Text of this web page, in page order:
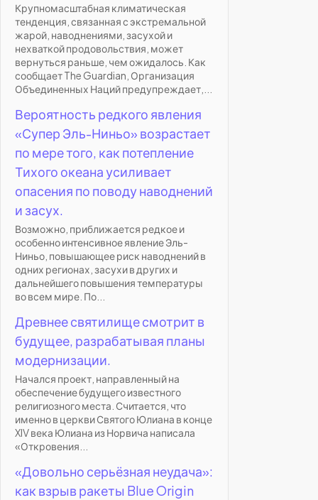
Крупномасштабная климатическая
тенденция, связанная с экстремальной
жарой, наводнениями, засухой и
нехваткой продовольствия, может
вернуться раньше, чем ожидалось. Как
сообщает The Guardian, Организация
Объединенных Наций предупреждает,...
Вероятность редкого явления
«Супер Эль-Ниньо» возрастает
по мере того, как потепление
Тихого океана усиливает
опасения по поводу наводнений
и засух.
Возможно, приближается редкое и
особенно интенсивное явление Эль-
Ниньо, повышающее риск наводнений в
одних регионах, засухи в других и
дальнейшего повышения температуры
во всем мире. По...
Древнее святилище смотрит в
будущее, разрабатывая планы
модернизации.
Начался проект, направленный на
обеспечение будущего известного
религиозного места. Считается, что
именно в церкви Святого Юлиана в конце
XIV века Юлиана из Норвича написала
«Откровения...
«Довольно серьёзная неудача»:
как взрыв ракеты Blue Origin